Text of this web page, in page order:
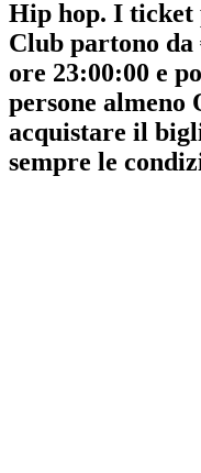
Hip hop. I ticket
Club partono
ore 23:00:00 e
persone almeno
acquistare il
sempre le